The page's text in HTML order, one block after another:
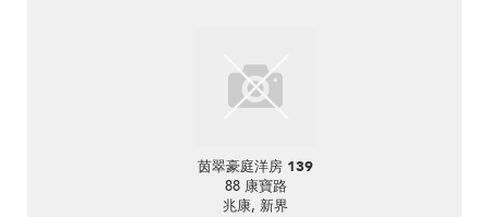
茵翠豪庭洋房 139
88 康寶路
兆康, 新界